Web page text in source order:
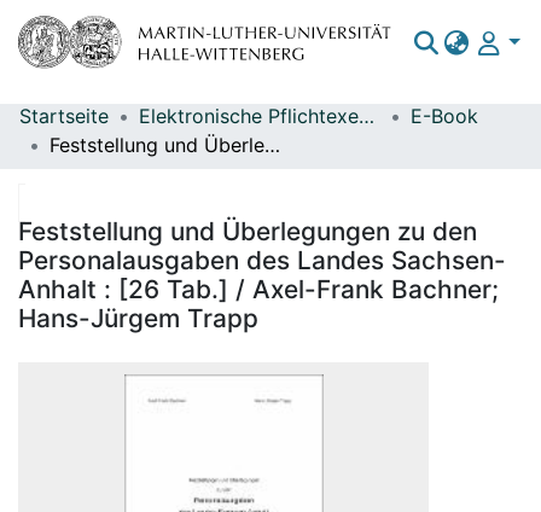
Bereiche & Sammlungen
Statistiken
Startseite Elektronische Pflichtexemplare
E-Book
Feststellung und Überlegungen zu den Personalausgaben des Landes Sachsen-Anhalt : [26 Tab.] / Axel-Frank Bachner; Hans-Jürgem Trapp
Feststellung und Überlegungen zu den
Personalausgaben des Landes Sachsen-
Anhalt : [26 Tab.] / Axel-Frank Bachner;
Hans-Jürgem Trapp